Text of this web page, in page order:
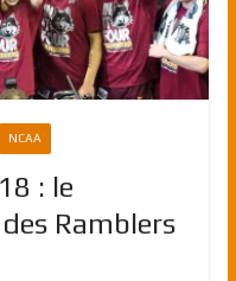
NCAA
: le
Ramblers